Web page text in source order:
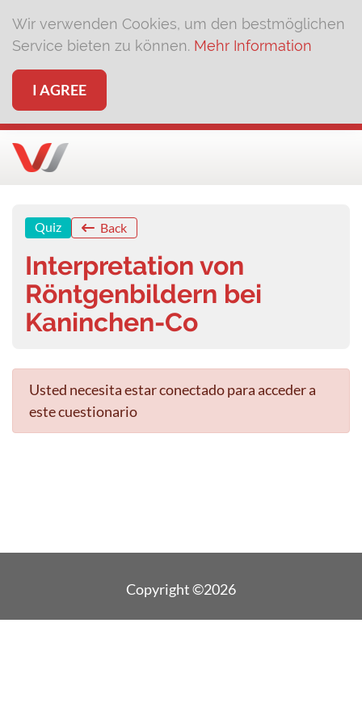
Wir verwenden Cookies, um den bestmöglichen
Service bieten zu können. Mehr Information
I AGREE
Quiz Back
Interpretation von
Röntgenbildern bei
Kaninchen-Co
Usted necesita estar conectado para acceder a
este cuestionario
Copyright ©2026